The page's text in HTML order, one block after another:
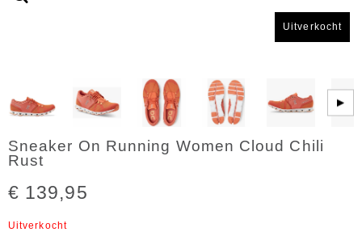
Uitverkocht
▶
Sneaker On Running Women Cloud Chili
Rust
€ 139,95
Uitverkocht